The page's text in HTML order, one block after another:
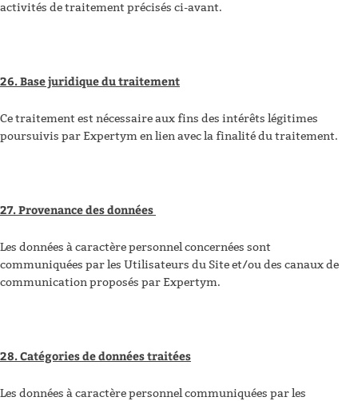
activités de traitement précisés ci-avant.
26. Base juridique du traitement
Ce traitement est nécessaire aux fins des intérêts légitimes
poursuivis par Expertym en lien avec la finalité du traitement.
27. Provenance des données
Les données à caractère personnel concernées sont
communiquées par les Utilisateurs du Site et/ou des canaux de
communication proposés par Expertym.
28. Catégories de données traitées
Les données à caractère personnel communiquées par les